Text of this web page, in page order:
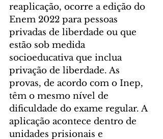
reaplicação, ocorre a edição do
Enem 2022 para pessoas
privadas de liberdade ou que
estão sob medida
socioeducativa que inclua
privação de liberdade. As
provas, de acordo com o Inep,
têm o mesmo nível de
dificuldade do exame regular. A
aplicação acontece dentro de
unidades prisionais e